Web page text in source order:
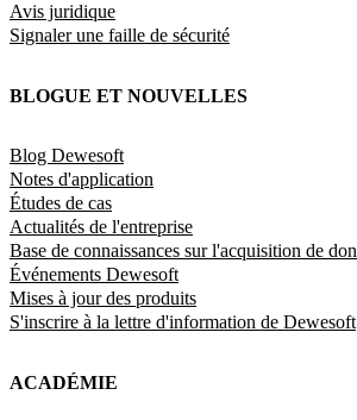
Avis juridique
Signaler une faille de sécurité
BLOGUE ET NOUVELLES
Blog Dewesoft
Notes d'application
Études de cas
Actualités de l'entreprise
Base de connaissances sur l'acquisition de
Événements Dewesoft
Mises à jour des produits
S'inscrire à la lettre d'information de Dewesoft
ACADÉMIE